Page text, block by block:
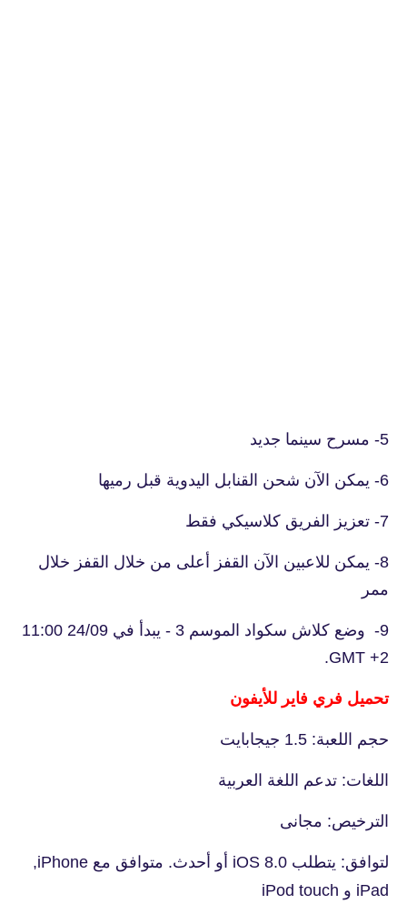
5- مسرح سينما جديد
6- يمكن الآن شحن القنابل اليدوية قبل رميها
7- تعزيز الفريق كلاسيكي فقط
8- يمكن للاعبين الآن القفز أعلى من خلال القفز خلال
ممر
9- وضع كلاش سكواد الموسم 3 - يبدأ في 24/09 11:00
GMT +2.
تحميل فري فاير للأيفون
حجم اللعبة: 1.5 جيجابايت
اللغات: تدعم اللغة العربية
الترخيص: مجانى
لتوافق: يتطلب iOS 8.0 أو أحدث. ‫‏متوافق مع iPhone,‏
iPad و ‫iPod touch